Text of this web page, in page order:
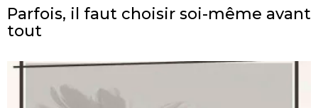
Parfois, il faut choisir soi-même avant
tout